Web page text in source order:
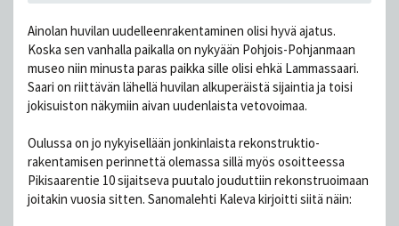
Ainolan huvilan uudelleenrakentaminen olisi hyvä ajatus.
Koska sen vanhalla paikalla on nykyään Pohjois-Pohjanmaan
museo niin minusta paras paikka sille olisi ehkä Lammassaari.
Saari on riittävän lähellä huvilan alkuperäistä sijaintia ja toisi
jokisuiston näkymiin aivan uudenlaista vetovoimaa.
Oulussa on jo nykyisellään jonkinlaista rekonstruktio-
rakentamisen perinnettä olemassa sillä myös osoitteessa
Pikisaarentie 10 sijaitseva puutalo jouduttiin rekonstruoimaan
joitakin vuosia sitten. Sanomalehti Kaleva kirjoitti siitä näin: